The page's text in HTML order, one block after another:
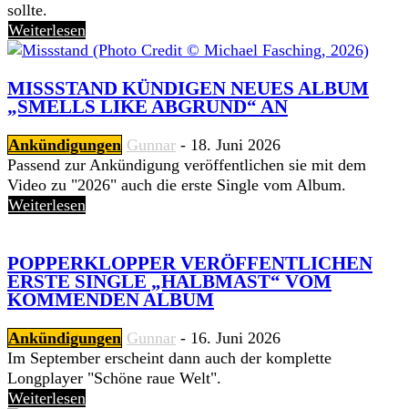
sollte.
Weiterlesen
MISSSTAND KÜNDIGEN NEUES ALBUM
„SMELLS LIKE ABGRUND“ AN
Ankündigungen Gunnar - 18. Juni 2026
Passend zur Ankündigung veröffentlichen sie mit dem
Video zu "2026" auch die erste Single vom Album.
Weiterlesen
POPPERKLOPPER VERÖFFENTLICHEN
ERSTE SINGLE „HALBMAST“ VOM
KOMMENDEN ALBUM
Ankündigungen Gunnar - 16. Juni 2026
Im September erscheint dann auch der komplette
Longplayer "Schöne raue Welt".
Weiterlesen